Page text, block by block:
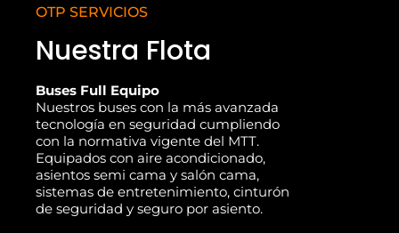
OTP SERVICIOS
Nuestra Flota
Buses Full Equipo
Nuestros buses con la más avanzada
tecnología en seguridad cumpliendo
con la normativa vigente del MTT.
Equipados con aire acondicionado,
asientos semi cama y salón cama,
sistemas de entretenimiento, cinturón
de seguridad y seguro por asiento.